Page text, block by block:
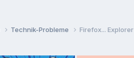
Technik-Probleme Firefox... Explorer